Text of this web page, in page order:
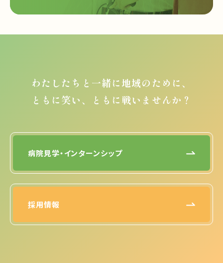
わたしたちと一緒に地域のために、
ともに笑い、ともに戦いませんか？
病院見学・インターンシップ
採用情報